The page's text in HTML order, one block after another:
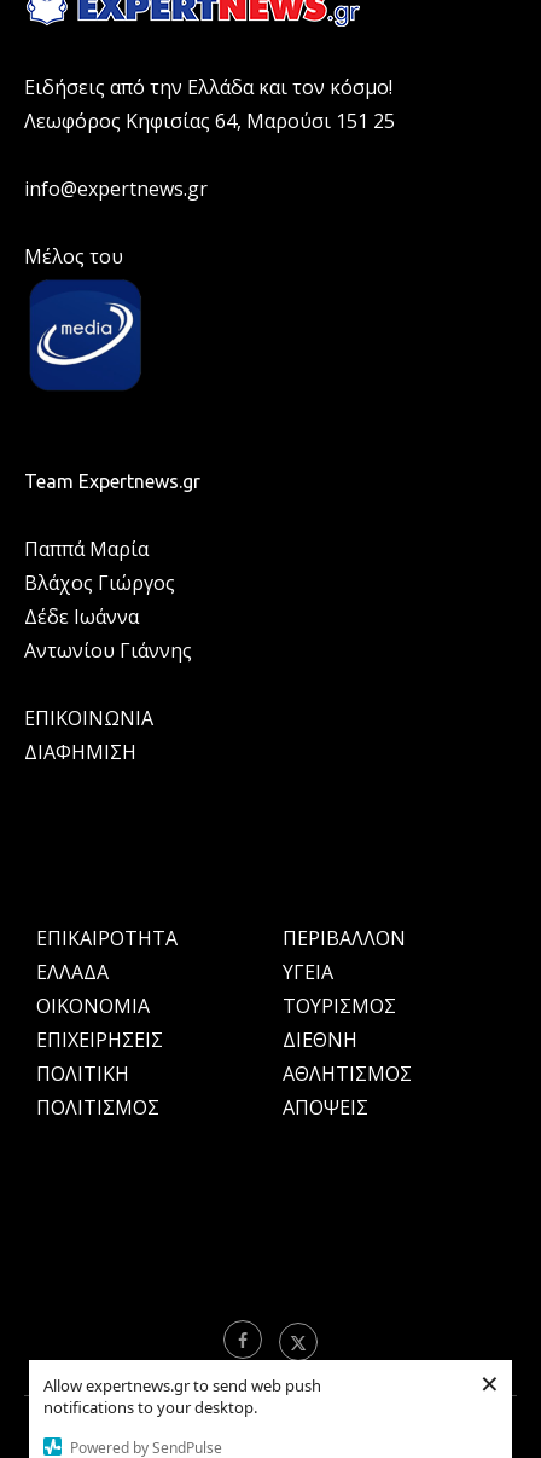
Allow expertnews.gr to send web push
notifications to your desktop.
Powered by SendPulse
×
Ειδήσεις από την Ελλάδα και τον κόσμο!
Λεωφόρος Κηφισίας 64, Μαρούσι 151 25
info@expertnews.gr
Μέλος του
Team Expertnews.gr
Παππά Μαρία
Βλάχος Γιώργος
Δέδε Ιωάννα
Αντωνίου Γιάννης
ΕΠΙΚΟΙΝΩΝΙΑ
ΔΙΑΦΗΜΙΣΗ
ΕΠΙΚΑΙΡΟΤΗΤΑ
ΕΛΛΑΔΑ
OIKONOMIA
ΕΠΙΧΕΙΡΗΣΕΙΣ
ΠΟΛΙΤΙΚΗ
ΠΟΛΙΤΙΣΜΟΣ
ΠΕΡΙΒΑΛΛΟΝ
ΥΓΕΙΑ
ΤΟΥΡΙΣΜΟΣ
ΔΙΕΘΝΗ
ΑΘΛΗΤΙΣΜΟΣ
ΑΠΟΨΕΙΣ